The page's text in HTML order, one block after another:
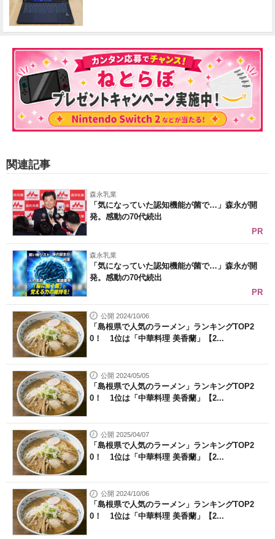
関連記事
森永乳業
「気になっていた認知機能が菌で…」森永が開
発。感動の70代続出
PR
森永乳業
「気になっていた認知機能が菌で…」森永が開
発。感動の70代続出
PR
公開 2024/10/06
「島根県で人気のラーメン」ランキングTOP2
0！ 1位は「中華料理 美香蘭」【2...
公開 2024/05/05
「島根県で人気のラーメン」ランキングTOP2
0！ 1位は「中華料理 美香蘭」【2...
公開 2025/04/07
「島根県で人気のラーメン」ランキングTOP2
0！ 1位は「中華料理 美香蘭」【2...
公開 2024/10/06
「島根県で人気のラーメン」ランキングTOP2
0！ 1位は「中華料理 美香蘭」【2...